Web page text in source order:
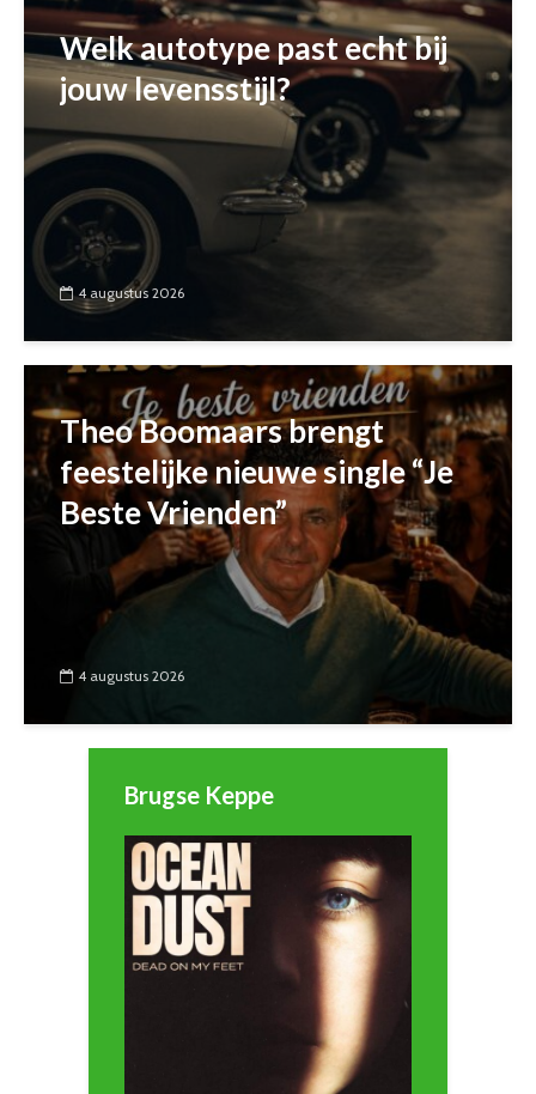
Welk autotype past echt bij
jouw levensstijl?
4 augustus 2026
Theo Boomaars brengt
feestelijke nieuwe single “Je
Beste Vrienden”
4 augustus 2026
Brugse Keppe